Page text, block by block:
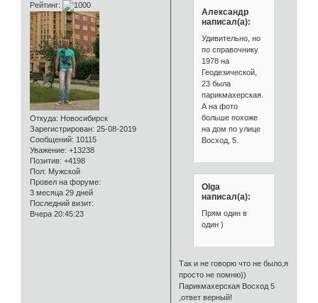
Рейтинг:
Откуда: Новосибирск
Зарегистрирован: 25-08-2019
Сообщений: 10115
Уважение: +13238
Позитив: +4198
Пол: Мужской
Провел на форуме:
3 месяца 29 дней
Последний визит:
Вчера 20:45:23
Александр
написал(а):
Удивительно, но
по справочнику
1978 на
Геодезической,
23 была
парикмахерская.
А на фото
больше похоже
на дом по улице
Восход, 5.
Olga
написал(а):
Прям один в
один )
Так и не говорю что не было,я
просто не помню))
Парикмахерская Восход 5
,ответ верный!